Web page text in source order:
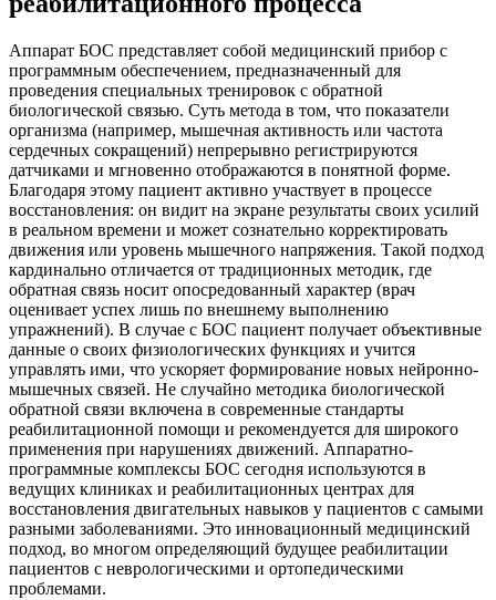
Аппарат БОС представляет собой медицинский прибор с
программным обеспечением, предназначенный для
проведения специальных тренировок с обратной
биологической связью. Суть метода в том, что показатели
организма (например, мышечная активность или частота
сердечных сокращений) непрерывно регистрируются
датчиками и мгновенно отображаются в понятной форме.
Благодаря этому пациент активно участвует в процессе
восстановления: он видит на экране результаты своих усилий
в реальном времени и может сознательно корректировать
движения или уровень мышечного напряжения. Такой подход
кардинально отличается от традиционных методик, где
обратная связь носит опосредованный характер (врач
оценивает успех лишь по внешнему выполнению
упражнений). В случае с БОС пациент получает объективные
данные о своих физиологических функциях и учится
управлять ими, что ускоряет формирование новых нейронно-
мышечных связей. Не случайно методика биологической
обратной связи включена в современные стандарты
реабилитационной помощи и рекомендуется для широкого
применения при нарушениях движений. Аппаратно-
программные комплексы БОС сегодня используются в
ведущих клиниках и реабилитационных центрах для
восстановления двигательных навыков у пациентов с самыми
разными заболеваниями. Это инновационный медицинский
подход, во многом определяющий будущее реабилитации
пациентов с неврологическими и ортопедическими
проблемами.